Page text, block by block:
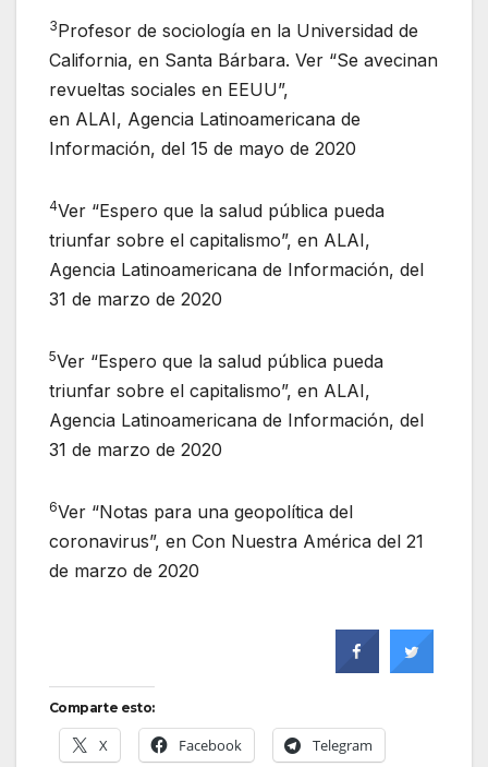
3Profesor de sociología en la Universidad de
California, en Santa Bárbara. Ver “Se avecinan
revueltas sociales en EEUU”,
en ALAI, Agencia Latinoamericana de
Información, del 15 de mayo de 2020
4Ver “Espero que la salud pública pueda
triunfar sobre el capitalismo”, en ALAI,
Agencia Latinoamericana de Información, del
31 de marzo de 2020
5Ver “Espero que la salud pública pueda
triunfar sobre el capitalismo”, en ALAI,
Agencia Latinoamericana de Información, del
31 de marzo de 2020
6Ver “Notas para una geopolítica del
coronavirus”, en Con Nuestra América del 21
de marzo de 2020
Comparte esto:
X Facebook Telegram